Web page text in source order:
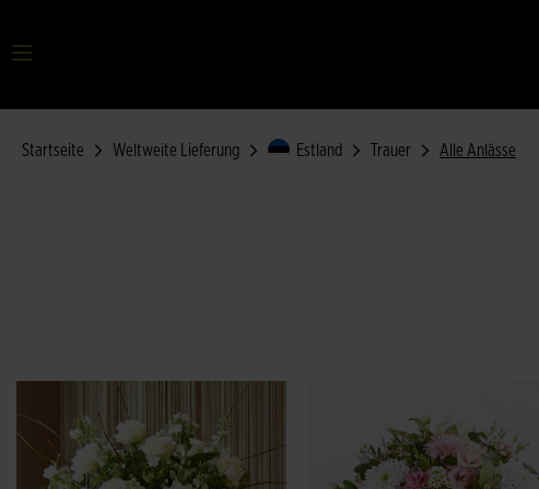
Startseite Weltweite Lieferung Estland Trauer Alle Anlässe